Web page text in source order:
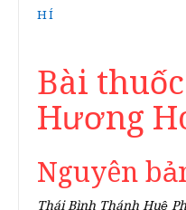
HÍ
Bài
Hương
Nguyên
Thái Bình Thánh Huệ